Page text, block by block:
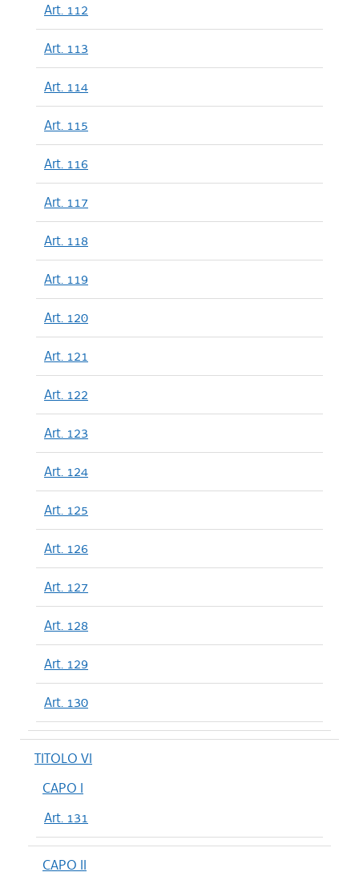
Art. 112
Art. 113
Art. 114
Art. 115
Art. 116
Art. 117
Art. 118
Art. 119
Art. 120
Art. 121
Art. 122
Art. 123
Art. 124
Art. 125
Art. 126
Art. 127
Art. 128
Art. 129
Art. 130
TITOLO VI
CAPO I
Art. 131
CAPO II